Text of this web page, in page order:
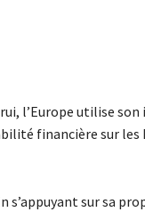
l’Europe utilise
financière sur
s’appuyant sur sa